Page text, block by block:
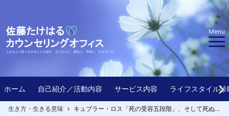
Menu
ホーム 自己紹介／活動内容 サービス内容 ライフスタイル診
生き方・生きる意味 キュブラー・ロス「死の受容五段階」、そして死ぬ瞬間の五つの後悔と三つの和解